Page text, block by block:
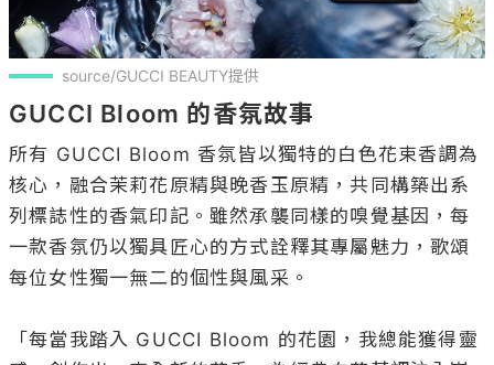
source/GUCCI BEAUTY提供
GUCCI Bloom 的香氛故事
所有 GUCCI Bloom 香氛皆以獨特的白色花束香調為
核心，融合茉莉花原精與晚香玉原精，共同構築出系
列標誌性的香氣印記。雖然承襲同樣的嗅覺基因，每
一款香氛仍以獨具匠心的方式詮釋其專屬魅力，歌頌
每位女性獨一無二的個性與風采。
「每當我踏入 GUCCI Bloom 的花園，我總能獲得靈